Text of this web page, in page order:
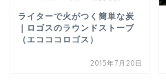
ライターで火がつく簡単な炭
｜ロゴスのラウンドストーブ
（エコココロゴス）
2015年7月20日